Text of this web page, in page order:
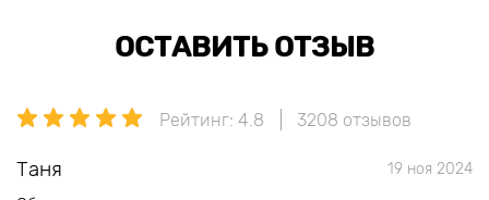
ОСТАВИТЬ ОТЗЫВ
Рейтинг: 4.8 3208 отзывов
Таня 19 ноя 2024